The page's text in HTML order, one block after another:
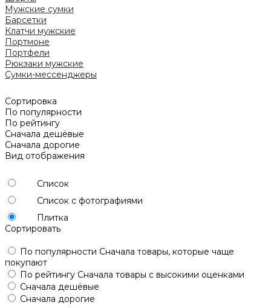
Мужские сумки
Барсетки
Клатчи мужские
Портмоне
Портфели
Рюкзаки мужские
Сумки-мессенджеры
Сортировка
По популярности
По рейтингу
Сначала дешёвые
Сначала дорогие
Вид отображения
Список
Список с фотографиями
Плитка
Сортировать
По популярности Сначала товары, которые чаще
покупают
По рейтингу Сначала товары с высокими оценками
Сначала дешёвые
Сначала дорогие